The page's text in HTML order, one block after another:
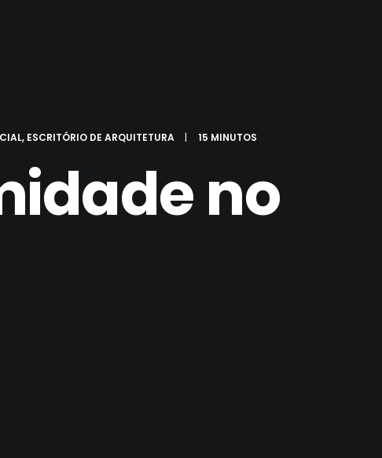
, ESCRITÓRIO DE ARQUITETURA | 15 MINUTOS
no